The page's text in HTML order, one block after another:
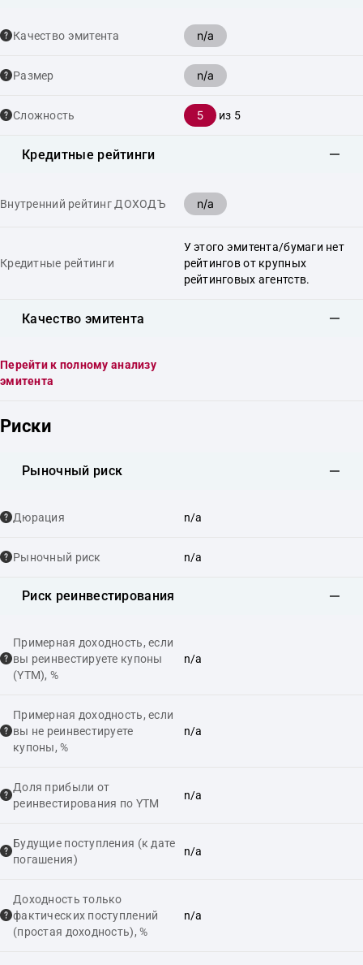
Качество эмитента n/a
Размер n/a
Сложность 5 из 5
Кредитные рейтинги
Внутренний рейтинг ДОХОДЪ n/a
Кредитные рейтинги
У этого эмитента/бумаги нет
рейтингов от крупных
рейтинговых агентств.
Качество эмитента
Перейти к полному анализу
эмитента
Риски
Рыночный риск
Дюрация n/a
Рыночный риск n/a
Риск реинвестирования
Примерная доходность, если
вы реинвестируете купоны
(YTM), %
n/a
Примерная доходность, если
вы не реинвестируете
купоны, %
n/a
Доля прибыли от
реинвестирования по YTM
n/a
Будущие поступления (к дате
погашения)
n/a
Доходность только
фактических поступлений
(простая доходность), %
n/a